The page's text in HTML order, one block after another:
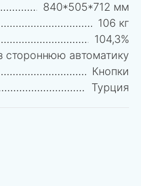
840*505*712 мм
106 кг
104,3%
стороннюю автоматику
Кнопки
Турция